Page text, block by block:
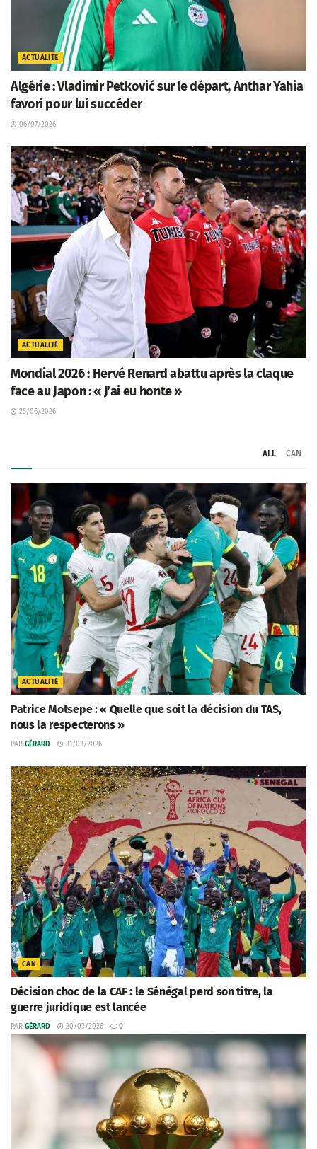
ACTUALITÉ
Algérie : Vladimir Petković sur le départ, Anthar Yahia
favori pour lui succéder
06/07/2026
ACTUALITÉ
Mondial 2026 : Hervé Renard abattu après la claque
face au Japon : « J’ai eu honte »
25/06/2026
ALL CAN
ACTUALITÉ
Patrice Motsepe : « Quelle que soit la décision du TAS,
nous la respecterons »
PAR GÉRARD 31/03/2026
CAN
Décision choc de la CAF : le Sénégal perd son titre, la
guerre juridique est lancée
PAR GÉRARD 20/03/2026 0